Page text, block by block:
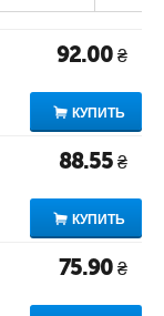
92.00 ₴
КУПИТЬ
88.55 ₴
КУПИТЬ
75.90 ₴